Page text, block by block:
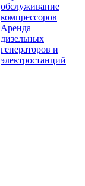
обслуживание
компрессоров
Аренда
дизельных
генераторов и
электростанций